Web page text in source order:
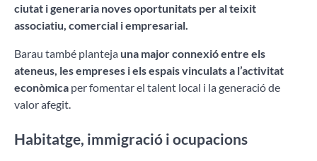
ciutat i generaria noves oportunitats per al teixit
associatiu, comercial i empresarial.
Barau també planteja una major connexió entre els
ateneus, les empreses i els espais vinculats a l’activitat
econòmica per fomentar el talent local i la generació de
valor afegit.
Habitatge, immigració i ocupacions